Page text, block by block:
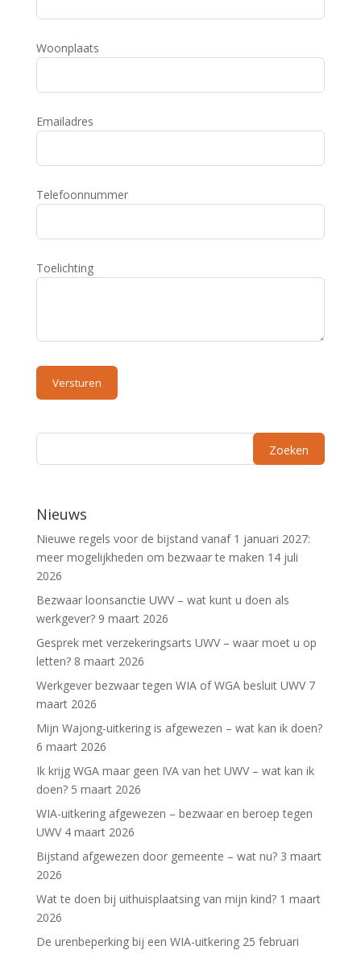
Woonplaats
Emailadres
Telefoonnummer
Toelichting
Nieuws
Nieuwe regels voor de bijstand vanaf 1 januari 2027:
meer mogelijkheden om bezwaar te maken 14 juli
2026
Bezwaar loonsanctie UWV – wat kunt u doen als
werkgever? 9 maart 2026
Gesprek met verzekeringsarts UWV – waar moet u op
letten? 8 maart 2026
Werkgever bezwaar tegen WIA of WGA besluit UWV 7
maart 2026
Mijn Wajong-uitkering is afgewezen – wat kan ik doen?
6 maart 2026
Ik krijg WGA maar geen IVA van het UWV – wat kan ik
doen? 5 maart 2026
WIA-uitkering afgewezen – bezwaar en beroep tegen
UWV 4 maart 2026
Bijstand afgewezen door gemeente – wat nu? 3 maart
2026
Wat te doen bij uithuisplaatsing van mijn kind? 1 maart
2026
De urenbeperking bij een WIA-uitkering 25 februari